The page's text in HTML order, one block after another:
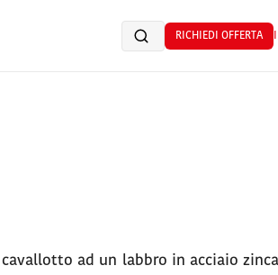
RICHIEDI OFFERTA
cavallotto ad un labbro in acciaio